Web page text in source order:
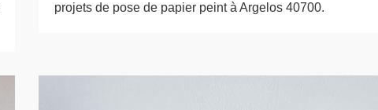
projets de pose de papier peint à Argelos 40700.